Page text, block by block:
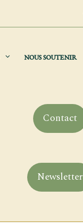
NOUS SOUTENIR
Contact
Newsletter